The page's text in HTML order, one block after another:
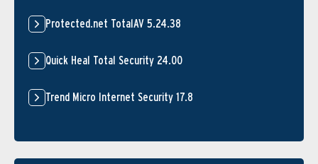
Protected.net TotalAV 5.24.38
Quick Heal Total Security 24.00
Trend Micro Internet Security 17.8